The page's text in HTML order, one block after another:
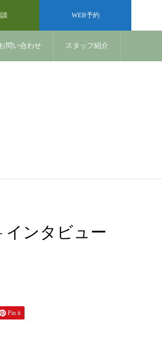
WEB予約
問い合わせ スタッフ紹介
ンタビュー
Pin it